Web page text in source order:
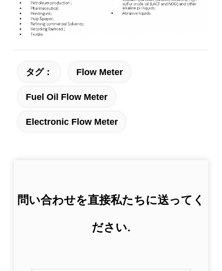
タグ： Flow Meter
Fuel Oil Flow Meter
Electronic Flow Meter
問い合わせを直接私たちに送ってく
ださい.